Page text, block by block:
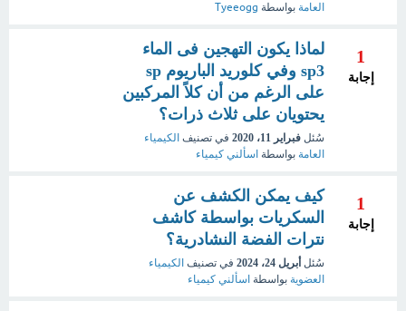
العامة بواسطة Tyeeogg
1
إجابة
لماذا يكون التهجين فى الماء
sp3 وفي كلوريد الباريوم sp
على الرغم من أن كلاً المركبين
يحتويان على ثلاث ذرات؟
سُئل فبراير 11، 2020 في تصنيف الكيمياء
العامة بواسطة اسألني كيمياء
1
إجابة
كيف يمكن الكشف عن
السكريات بواسطة كاشف
نترات الفضة النشادرية؟
سُئل أبريل 24، 2024 في تصنيف الكيمياء
العضوية بواسطة اسألني كيمياء